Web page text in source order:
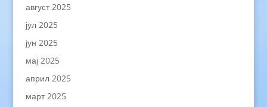
август 2025
јул 2025
јун 2025
мај 2025
април 2025
март 2025